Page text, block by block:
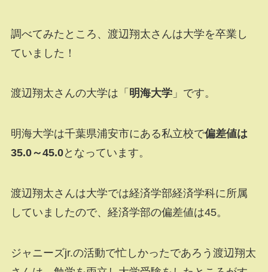
調べてみたところ、渡辺翔太さんは大学を卒業し
ていました！
渡辺翔太さんの大学は「 明海大学」です。
明海大学は千葉県浦安市にある私立校で偏差値は
35.0～45.0となっています。
渡辺翔太さんは大学では経済学部経済学科に所属
していましたので、経済学部の偏差値は45。
ジャニーズjr.の活動で忙しかったであろう渡辺翔太